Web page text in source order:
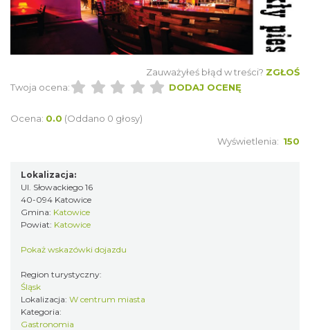
Zauważyłeś błąd w treści? ZGŁOŚ
Twoja ocena:
DODAJ OCENĘ
Ocena: 0.0 (Oddano 0 głosy)
Wyświetlenia: 150
Lokalizacja:
Ul. Słowackiego 16
40-094 Katowice
Gmina: Katowice
Powiat: Katowice
Pokaż wskazówki dojazdu
Region turystyczny:
Śląsk
Lokalizacja: W centrum miasta
Kategoria:
Gastronomia